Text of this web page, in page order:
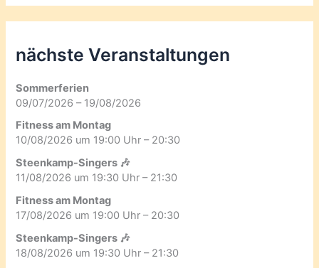
nächste Veranstaltungen
Sommerferien
09/07/2026 – 19/08/2026
Fitness am Montag
10/08/2026 um 19:00 Uhr – 20:30
Steenkamp-Singers 🎶
11/08/2026 um 19:30 Uhr – 21:30
Fitness am Montag
17/08/2026 um 19:00 Uhr – 20:30
Steenkamp-Singers 🎶
18/08/2026 um 19:30 Uhr – 21:30